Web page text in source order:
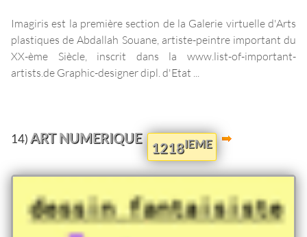
Imagiris est la première section de la Galerie virtuelle d'Arts
plastiques de Abdallah Souane, artiste-peintre important du
XX-ème Siècle, inscrit dans la www.list-of-important-
artists.de Graphic-designer dipl. d'Etat ...
14)ART NUMERIQUE
1218IEME